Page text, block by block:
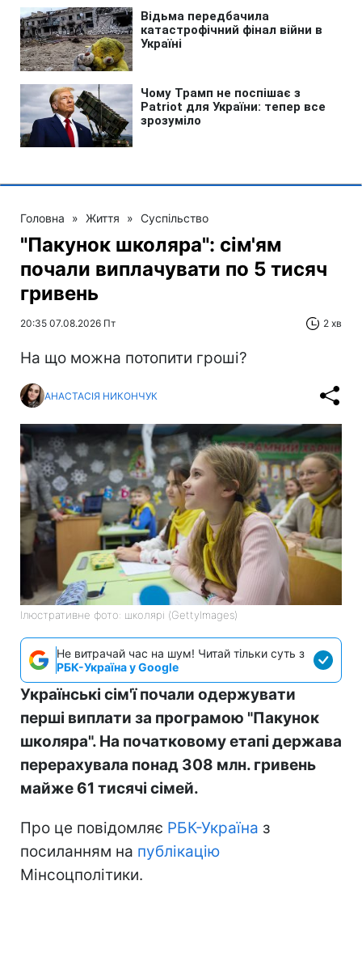
Головна » Життя » Суспільство
"Пакунок школяра": сім'ям
почали виплачувати по 5 тисяч
гривень
20:35 07.08.2026 Пт 2 хв
На що можна потопити гроші?
АНАСТАСІЯ НИКОНЧУК
Ілюстративне фото: школярі (GettyImages)
Не витрачай час на шум! Читай тільки суть з
РБК-Україна у Google
Українські сім'ї почали одержувати
перші виплати за програмою "Пакунок
школяра". На початковому етапі держава
перерахувала понад 308 млн. гривень
майже 61 тисячі сімей.
Про це повідомляє РБК-Україна з
посиланням на публікацію
Мінсоцполітики.